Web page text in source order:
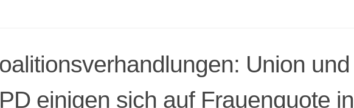
Union und
einigen sich auf Frauenquote in